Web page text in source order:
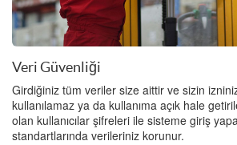
Veri Güvenliği
Girdiğiniz tüm veriler size aittir ve sizin
kullanılamaz ya da kullanıma açık hale
olan kullanıcılar şifreleri ile sisteme giriş
standartlarında verileriniz korunur.